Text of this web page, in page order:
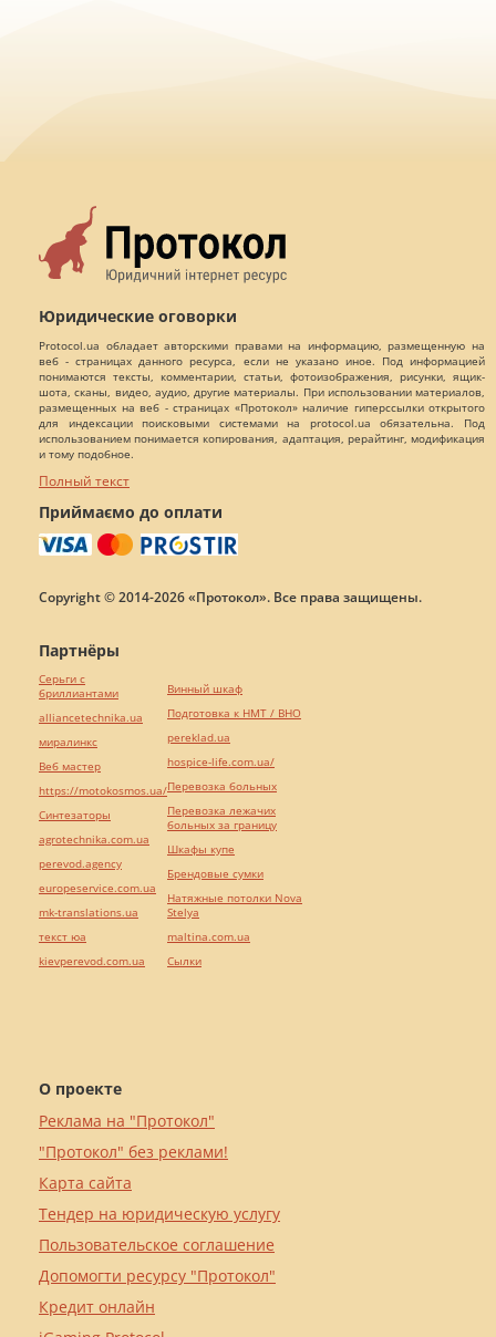
Юридические оговорки
Protocol.ua обладает авторскими правами на информацию, размещенную на
веб - страницах данного ресурса, если не указано иное. Под информацией
понимаются тексты, комментарии, статьи, фотоизображения, рисунки, ящик-
шота, сканы, видео, аудио, другие материалы. При использовании материалов,
размещенных на веб - страницах «Протокол» наличие гиперссылки открытого
для индексации поисковыми системами на protocol.ua обязательна. Под
использованием понимается копирования, адаптация, рерайтинг, модификация
и тому подобное.
Полный текст
Приймаємо до оплати
Copyright © 2014-2026 «Протокол». Все права защищены.
О проекте
Реклама на "Протокол"
"Протокол" без реклами!
Карта сайта
Тендер на юридическую услугу
Пользовательское соглашение
Допомогти ресурсу "Протокол"
Кредит онлайн
Партнёры
Серьги с
бриллиантами
alliancetechnika.ua
миралинкс
Веб мастер
https://motokosmos.ua/
Синтезаторы
agrotechnika.com.ua
perevod.agency
europeservice.com.ua
mk-translations.ua
текст юа
kievperevod.com.ua
Винный шкаф
Подготовка к НМТ / ВНО
pereklad.ua
hospice-life.com.ua/
Перевозка больных
Перевозка лежачих
больных за границу
Шкафы купе
Брендовые сумки
Натяжные потолки Nova
Stelya
maltina.com.ua
Cылки